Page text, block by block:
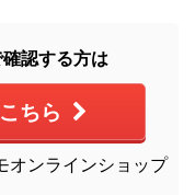
認する方は
ちら
オンラインショップ